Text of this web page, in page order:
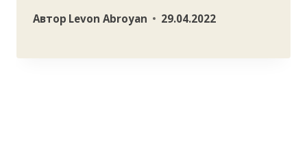
Автор Levon Abroyan 29.04.2022